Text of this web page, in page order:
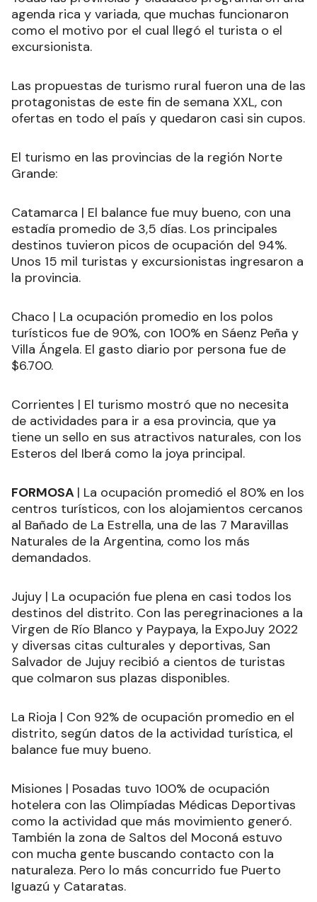
agenda rica y variada, que muchas funcionaron
como el motivo por el cual llegó el turista o el
excursionista.
Las propuestas de turismo rural fueron una de las
protagonistas de este fin de semana XXL, con
ofertas en todo el país y quedaron casi sin cupos.
El turismo en las provincias de la región Norte
Grande:
Catamarca | El balance fue muy bueno, con una
estadía promedio de 3,5 días. Los principales
destinos tuvieron picos de ocupación del 94%.
Unos 15 mil turistas y excursionistas ingresaron a
la provincia.
Chaco | La ocupación promedio en los polos
turísticos fue de 90%, con 100% en Sáenz Peña y
Villa Ángela. El gasto diario por persona fue de
$6.700.
Corrientes | El turismo mostró que no necesita
de actividades para ir a esa provincia, que ya
tiene un sello en sus atractivos naturales, con los
Esteros del Iberá como la joya principal.
FORMOSA | La ocupación promedió el 80% en los
centros turísticos, con los alojamientos cercanos
al Bañado de La Estrella, una de las 7 Maravillas
Naturales de la Argentina, como los más
demandados.
Jujuy | La ocupación fue plena en casi todos los
destinos del distrito. Con las peregrinaciones a la
Virgen de Río Blanco y Paypaya, la ExpoJuy 2022
y diversas citas culturales y deportivas, San
Salvador de Jujuy recibió a cientos de turistas
que colmaron sus plazas disponibles.
La Rioja | Con 92% de ocupación promedio en el
distrito, según datos de la actividad turística, el
balance fue muy bueno.
Misiones | Posadas tuvo 100% de ocupación
hotelera con las Olimpíadas Médicas Deportivas
como la actividad que más movimiento generó.
También la zona de Saltos del Moconá estuvo
con mucha gente buscando contacto con la
naturaleza. Pero lo más concurrido fue Puerto
Iguazú y Cataratas.